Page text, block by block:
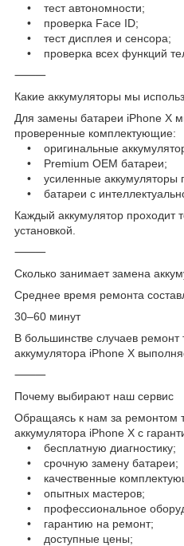
• тест автономности;
• проверка Face ID;
• тест дисплея и сенсора;
• проверка всех функций
⸻
Какие аккумуляторы мы
Для замены батареи iPhone X
проверенные комплектующие:
• оригинальные
• Premium OEM батареи;
• усиленные аккумуляторы
• батареи с
Каждый аккумулятор проходит
установкой.
⸻
Сколько занимает замена
Среднее время ремонта
30–60 минут
В большинстве случаев
аккумулятора iPhone X
⸻
Почему выбирают наш сервис
Обращаясь к нам за ремонтом
аккумулятора iPhone X с
• бесплатную диагностику;
• срочную замену батареи;
• качественные
• опытных мастеров;
• профессиональное
• гарантию на ремонт;
• доступные цены;